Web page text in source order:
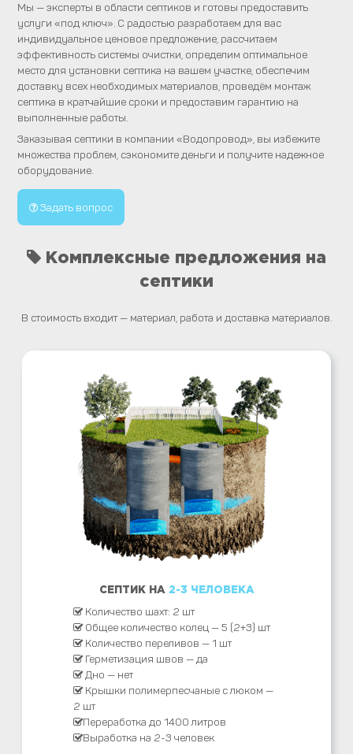
Мы — эксперты в области септиков и готовы предоставить
услуги «под ключ». С радостью разработаем для вас
индивидуальное ценовое предложение, рассчитаем
эффективность системы очистки, определим оптимальное
место для установки септика на вашем участке, обеспечим
доставку всех необходимых материалов, проведём монтаж
септика в кратчайшие сроки и предоставим гарантию на
выполненные работы.
Заказывая септики в компании «Водопровод», вы избежите
множества проблем, сэкономите деньги и получите надежное
оборудование.
Задать вопрос
Комплексные предложения на
септики
В стоимость входит — материал, работа и доставка материалов.
СЕПТИК НА 2-3 ЧЕЛОВЕКА
Количество шахт: 2 шт
Общее количество колец — 5 (2+3) шт
Количество переливов — 1 шт
Герметизация швов — да
Дно — нет
Крышки полимерпесчаные с люком —
2 шт
Переработка до 1400 литров
Выработка на 2-3 человек